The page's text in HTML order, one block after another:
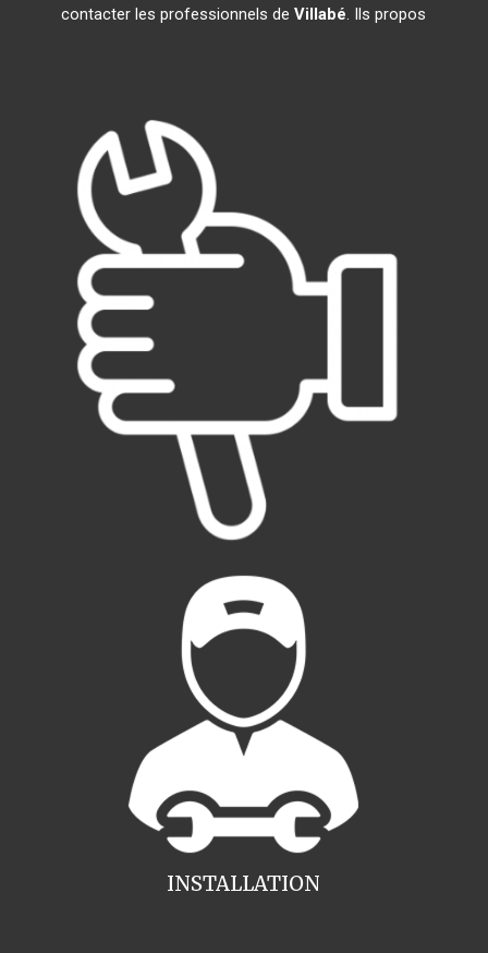
contacter les professionnels deVillabé. Ils propos
INSTALLATION